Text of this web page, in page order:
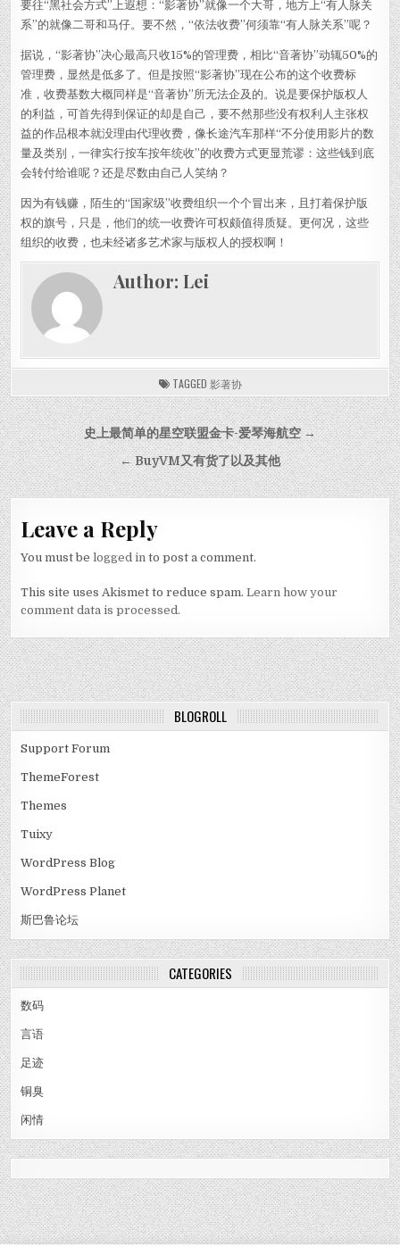
要往“黑社会方式”上遐想：“影著协”就像一个大哥，地方上“有人脉关
系”的就像二哥和马仔。要不然，“依法收费”何须靠“有人脉关系”呢？
据说，“影著协”决心最高只收15%的管理费，相比“音著协”动辄50%的
管理费，显然是低多了。但是按照“影著协”现在公布的这个收费标
准，收费基数大概同样是“音著协”所无法企及的。说是要保护版权人
的利益，可首先得到保证的却是自己，要不然那些没有权利人主张权
益的作品根本就没理由代理收费，像长途汽车那样“不分使用影片的数
量及类别，一律实行按车按年统收”的收费方式更显荒谬：这些钱到底
会转付给谁呢？还是尽数由自己人笑纳？
因为有钱赚，陌生的“国家级”收费组织一个个冒出来，且打着保护版
权的旗号，只是，他们的统一收费许可权颇值得质疑。更何况，这些
组织的收费，也未经诸多艺术家与版权人的授权啊！
Author:Lei
TAGGED 影著协
Post navigation
史上最简单的星空联盟金卡-爱琴海航空 →
← BuyVM又有货了以及其他
Leave a Reply
You must belogged in to post a comment.
This site uses Akismet to reduce spam.Learn how your
comment data is processed.
BLOGROLL
Support Forum
ThemeForest
Themes
Tuixy
WordPress Blog
WordPress Planet
斯巴鲁论坛
CATEGORIES
数码
言语
足迹
铜臭
闲情